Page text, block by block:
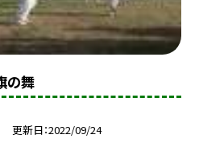
の舞
更新日 2022/09/24